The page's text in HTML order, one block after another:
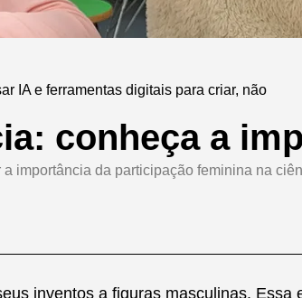
IA e ferramentas digitais para criar, não
conheça a
importância da participação feminina na
inventos a figuras masculinas.